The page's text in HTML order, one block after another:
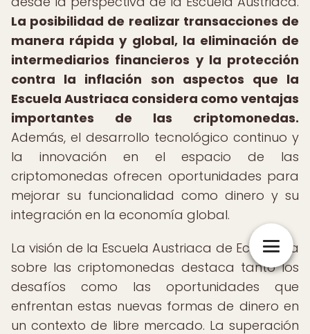
La posibilidad de realizar transacciones de
manera rápida y global, la eliminación de
intermediarios financieros y la protección
contra la inflación son aspectos que la
Escuela Austriaca considera como ventajas
importantes de las criptomonedas.
Además, el desarrollo tecnológico continuo y
la innovación en el espacio de las
criptomonedas ofrecen oportunidades para
mejorar su funcionalidad como dinero y su
integración en la economía global.
La visión de la Escuela Austriaca de Economía
sobre las criptomonedas destaca tanto los
desafíos como las oportunidades que
enfrentan estas nuevas formas de dinero en
un contexto de libre mercado. La superación